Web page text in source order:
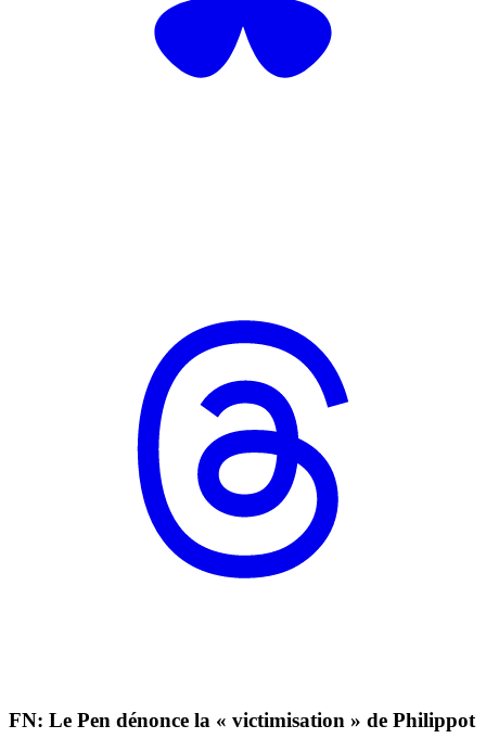
FN: Le Pen dénonce la « victimisation » de Philippot